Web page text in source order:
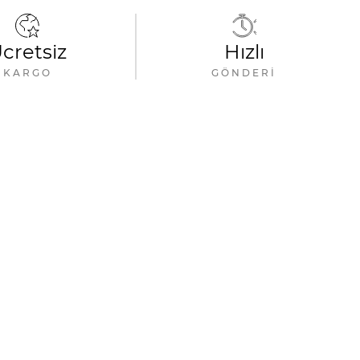
KARGO
Hızlı
GÖNDERI